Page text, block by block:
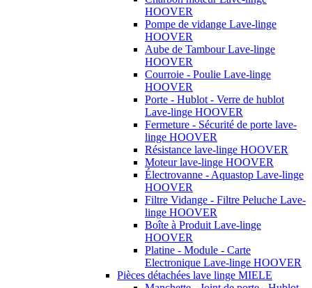
HOOVER
Pompe de vidange Lave-linge
HOOVER
Aube de Tambour Lave-linge
HOOVER
Courroie - Poulie Lave-linge
HOOVER
Porte - Hublot - Verre de hublot
Lave-linge HOOVER
Fermeture - Sécurité de porte lave-
linge HOOVER
Résistance lave-linge HOOVER
Moteur lave-linge HOOVER
Électrovanne - Aquastop Lave-linge
HOOVER
Filtre Vidange - Filtre Peluche Lave-
linge HOOVER
Boîte à Produit Lave-linge
HOOVER
Platine - Module - Carte
Electronique Lave-linge HOOVER
Pièces détachées lave linge MIELE